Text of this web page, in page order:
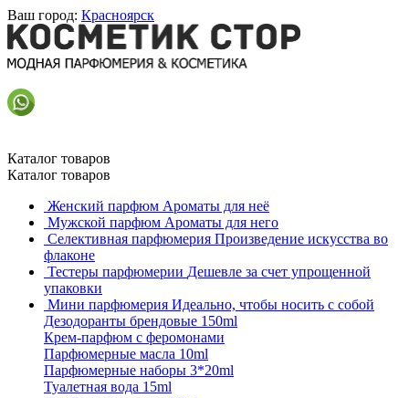
Ваш город: Красноярск
Каталог товаров
Каталог товаров
Женский парфюм Ароматы для неё
Мужской парфюм Ароматы для него
Селективная парфюмерия Произведение искусства во
флаконе
Тестеры парфюмерии Дешевле за счет упрощенной
упаковки
Мини парфюмерия Идеально, чтобы носить с собой
Дезодоранты брендовые 150ml
Крем-парфюм с феромонами
Парфюмерные масла 10ml
Парфюмерные наборы 3*20ml
Туалетная вода 15ml